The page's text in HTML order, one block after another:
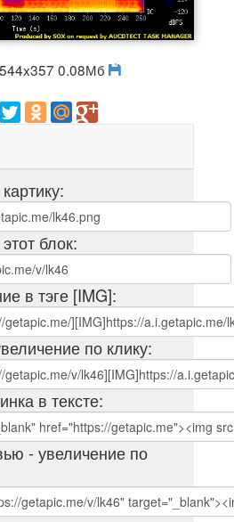
0.08Мб
блок:
в тэге [IMG]:
по клику:
в тексте:
- увеличение по